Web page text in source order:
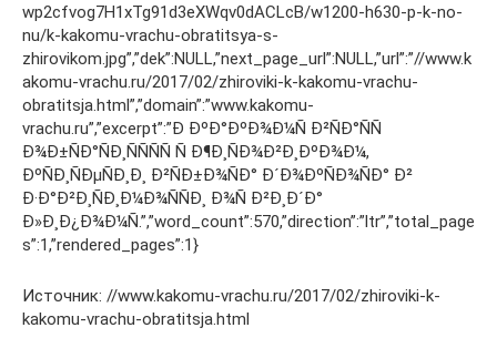
wp2cfvog7H1xTg91d3eXWqv0dACLcB/w1200-h630-p-k-no-
nu/k-kakomu-vrachu-obratitsya-s-
zhirovikom.jpg”,”dek”:NULL,”next_page_url”:NULL,”url”:”//www.k
akomu-vrachu.ru/2017/02/zhiroviki-k-kakomu-vrachu-
obratitsja.html”,”domain”:”www.kakomu-
vrachu.ru”,”excerpt”:”Ð ÐºÐ°ÐºÐ¾Ð¼Ñ Ð²ÑÐ°ÑÑ
Ð¾Ð±ÑÐ°ÑÐ¸ÑÑÑÑ Ñ Ð¶Ð¸ÑÐ¾Ð²Ð¸ÐºÐ¾Ð¼,
ÐºÑÐ¸ÑÐµÑÐ¸Ð¸ Ð²ÑÐ±Ð¾ÑÐ° Ð´Ð¾ÐºÑÐ¾ÑÐ° Ð²
Ð·Ð°Ð²Ð¸ÑÐ¸Ð¼Ð¾ÑÑÐ¸ Ð¾Ñ Ð²Ð¸Ð´Ð°
Ð»Ð¸Ð¿Ð¾Ð¼Ñ.”,”word_count”:570,”direction”:”ltr”,”total_page
s”:1,”rendered_pages”:1}
Источник: //www.kakomu-vrachu.ru/2017/02/zhiroviki-k-
kakomu-vrachu-obratitsja.html